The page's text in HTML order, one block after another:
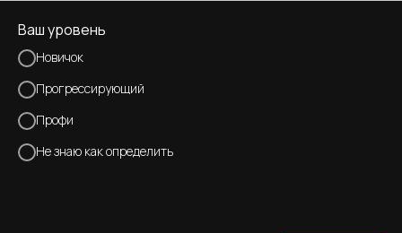
Ваш уровень
Новичок
Прогрессирующий
Профи
Не знаю как определить